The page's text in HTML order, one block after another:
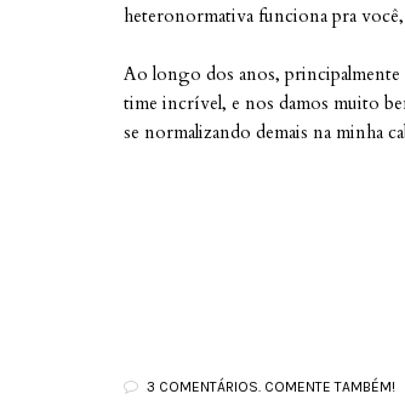
heteronormativa funciona pra
Ao longo dos anos, principalmente
time incrível, e nos damos muito
se normalizando demais na minha
3 COMENTÁRIOS. COMENTE TAMBÉM!